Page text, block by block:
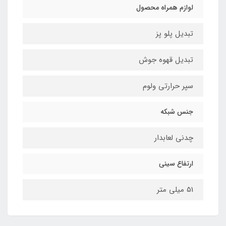
لوازم همراه محصول
تبدیل پلو پز
تبدیل قهوه جوش
سپر حرارتی ولوم
جنس شبکه
چدنی لعابدار
ارتفاع سینی
51 میلی متر